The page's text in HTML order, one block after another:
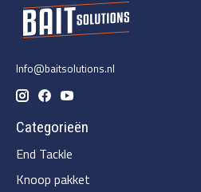
Info@baitsolutions.nl
Categorieën
End Tackle
Knoop pakket